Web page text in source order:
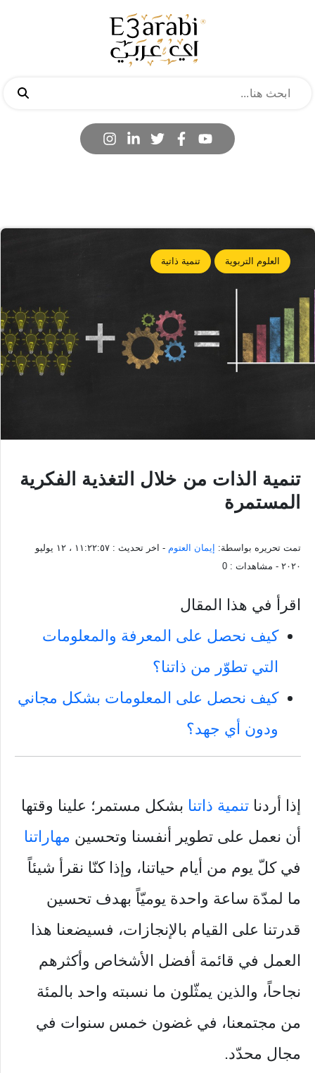
العلوم التربوية تنمية ذاتية
تنمية الذات من خلال التغذية الفكرية
المستمرة
تمت تحريره بواسطة: إيمان العتوم - اخر تحديث :
١١:٢٢:٥٧ ، ١٢ يوليو
٢٠٢٠ - مشاهدات : 0
اقرأ في هذا المقال
كيف نحصل على المعرفة والمعلومات
التي تطوّر من ذاتنا؟
كيف نحصل على المعلومات بشكل مجاني
ودون أي جهد؟
إذا أردنا تنمية ذاتنا بشكل مستمر؛ علينا وقتها
أن نعمل على تطوير أنفسنا وتحسين مهاراتنا
في كلّ يوم من أيام حياتنا، وإذا كنّا نقرأ شيئاً
ما لمدّة ساعة واحدة يوميّاً بهدف تحسين
قدرتنا على القيام بالإنجازات، فسيضعنا هذا
العمل في قائمة أفضل الأشخاص وأكثرهم
نجاحاً، والذين يمثّلون ما نسبته واحد بالمئة
من مجتمعنا، في غضون خمس سنوات في
مجال محدّد.